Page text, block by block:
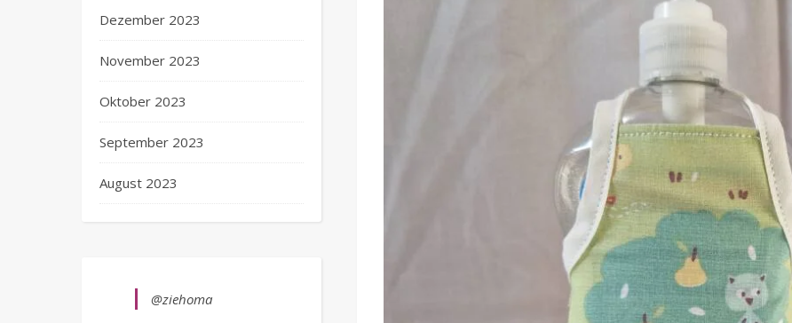
Dezember 2023
November 2023
Oktober 2023
September 2023
August 2023
@ziehoma